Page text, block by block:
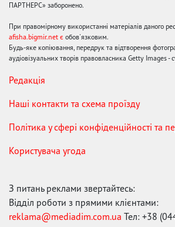
ПАРТНЕРС» заборонено.
При правомірному використанні матеріалів даного
afisha.bigmir.net є обов'язковим.
Будь-яке копіювання, передрук та відтворення
аудіовізуальних творів правовласника Getty Images -
Редакція
Наші контакти та схема проїзду
Політика у сфері конфіденційності та
Користувача угода
З питань реклами звертайтесь:
Відділ роботи з прямими клієнтами:
reklama@mediadim.com.ua Тел: +38